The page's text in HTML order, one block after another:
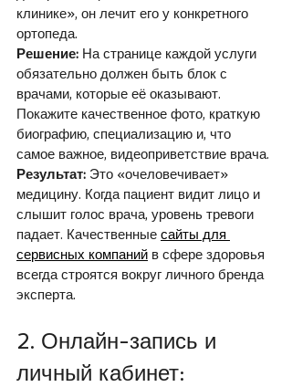
клинике», он лечит его у конкретного
ортопеда.
Решение: На странице каждой услуги
обязательно должен быть блок с
врачами, которые её оказывают.
Покажите качественное фото, краткую
биографию, специализацию и, что
самое важное, видеоприветствие врача.
Результат: Это «очеловечивает»
медицину. Когда пациент видит лицо и
слышит голос врача, уровень тревоги
падает. Качественные сайты для
сервисных компаний в сфере здоровья
всегда строятся вокруг личного бренда
эксперта.
2. Онлайн-запись и
личный кабинет: